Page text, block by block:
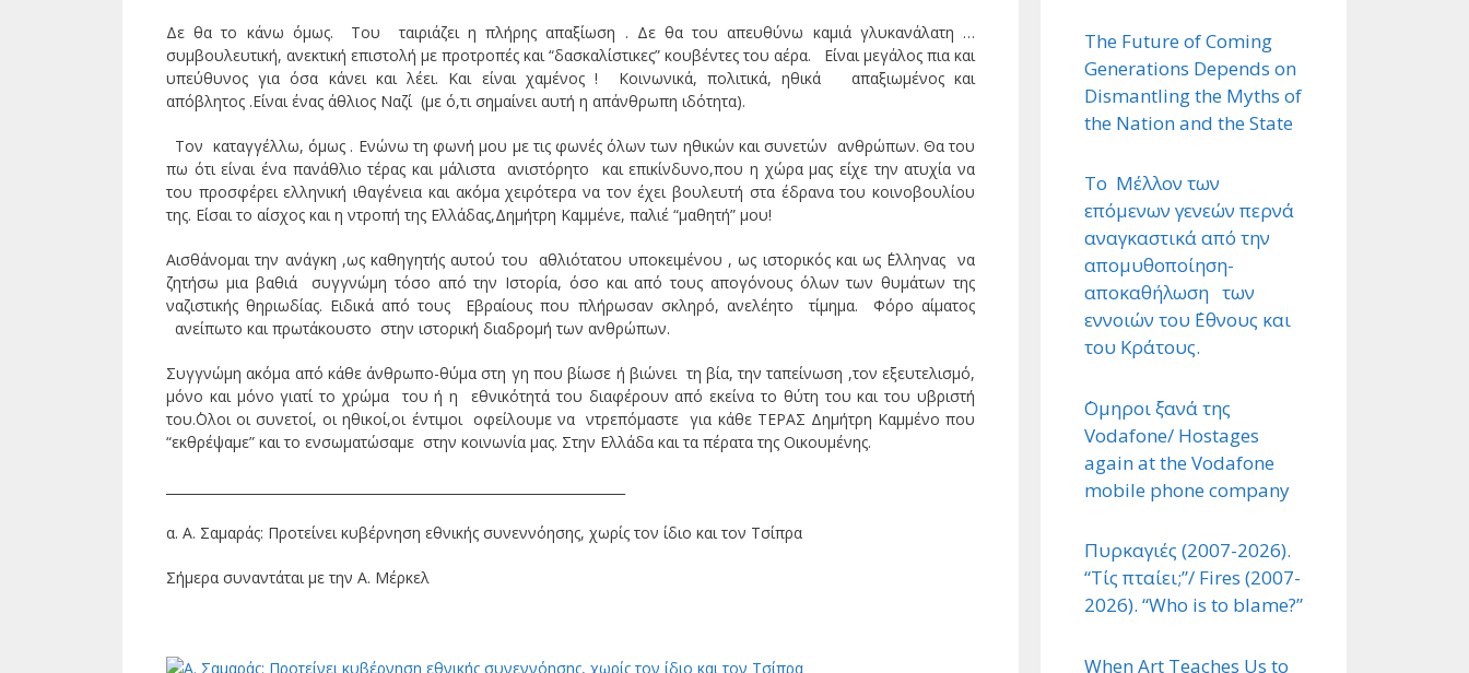
Δε θα το κάνω όμως. Του ταιριάζει η πλήρης απαξίωση . Δε θα του απευθύνω καμιά γλυκανάλατη …
συμβουλευτική, ανεκτική επιστολή με προτροπές και “δασκαλίστικες” κουβέντες του αέρα. Είναι μεγάλος πια και
υπεύθυνος για όσα κάνει και λέει. Και είναι χαμένος ! Κοινωνικά, πολιτικά, ηθικά απαξιωμένος και
απόβλητος .Είναι ένας άθλιος Ναζί (με ό,τι σημαίνει αυτή η απάνθρωπη ιδότητα).
Τον καταγγέλλω, όμως . Ενώνω τη φωνή μου με τις φωνές όλων των ηθικών και συνετών ανθρώπων. Θα του
πω ότι είναι ένα πανάθλιο τέρας και μάλιστα ανιστόρητο και επικίνδυνο,που η χώρα μας είχε την ατυχία να
του προσφέρει ελληνική ιθαγένεια και ακόμα χειρότερα να τον έχει βουλευτή στα έδρανα του κοινοβουλίου
της. Είσαι το αίσχος και η ντροπή της Ελλάδας,Δημήτρη Καμμένε, παλιέ “μαθητή” μου!
Αισθάνομαι την ανάγκη ,ως καθηγητής αυτού του αθλιότατου υποκειμένου , ως ιστορικός και ως ΄Ελληνας να
ζητήσω μια βαθιά συγγνώμη τόσο από την Ιστορία, όσο και από τους απογόνους όλων των θυμάτων της
ναζιστικής θηριωδίας. Ειδικά από τους Εβραίους που πλήρωσαν σκληρό, ανελέητο τίμημα. Φόρο αίματος
ανείπωτο και πρωτάκουστο στην ιστορική διαδρομή των ανθρώπων.
Συγγνώμη ακόμα από κάθε άνθρωπο-θύμα στη γη που βίωσε ή βιώνει τη βία, την ταπείνωση ,τον εξευτελισμό,
μόνο και μόνο γιατί το χρώμα του ή η εθνικότητά του διαφέρουν από εκείνα το θύτη του και του υβριστή
του.΄Ολοι οι συνετοί, οι ηθικοί,οι έντιμοι οφείλουμε να ντρεπόμαστε για κάθε ΤΕΡΑΣ Δημήτρη Καμμένο που
“εκθρέψαμε” και το ενσωματώσαμε στην κοινωνία μας. Στην Ελλάδα και τα πέρατα της Οικουμένης.
α. Α. Σαμαράς: Προτείνει κυβέρνηση εθνικής συνεννόησης, χωρίς τον ίδιο και τον Τσίπρα
Σήμερα συναντάται με την Α. Μέρκελ
The Future of Coming
Generations Depends on
Dismantling the Myths of
the Nation and the State
Το Μέλλον των
επόμενων γενεών περνά
αναγκαστικά από την
απομυθοποίηση-
αποκαθήλωση των
εννοιών του ΄Εθνους και
του Κράτους.
΄Ομηροι ξανά της
Vodafone/ Hostages
again at the Vodafone
mobile phone company
Πυρκαγιές (2007-2026).
“Τίς πταίει;”/ Fires (2007-
2026). “Who is to blame?”
When Art Teaches Us to